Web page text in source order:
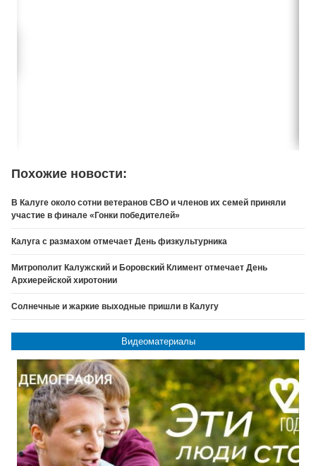
Похожие новости:
В Калуге около сотни ветеранов СВО и членов их семей приняли
участие в финале «Гонки победителей»
Калуга с размахом отмечает День физкультурника
Митрополит Калужский и Боровский Климент отмечает День
Архиерейской хиротонии
Солнечные и жаркие выходные пришли в Калугу
Видеоматериалы